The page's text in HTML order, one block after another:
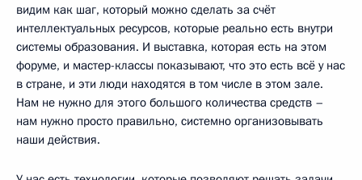
видим как шаг, который можно сделать за счёт
интеллектуальных ресурсов, которые реально есть внутри
системы образования. И выставка, которая есть на этом
форуме, и мастер-классы показывают, что это есть всё у нас
в стране, и эти люди находятся в том числе в этом зале.
Нам не нужно для этого большого количества средств –
нам нужно просто правильно, системно организовывать
наши действия.